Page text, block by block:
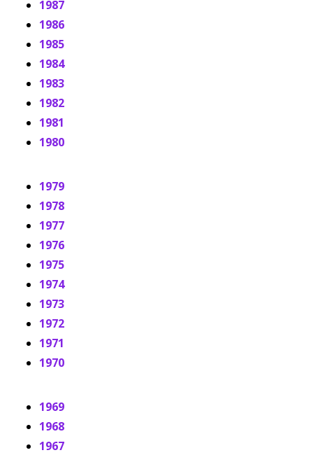
1987
1986
1985
1984
1983
1982
1981
1980
1979
1978
1977
1976
1975
1974
1973
1972
1971
1970
1969
1968
1967